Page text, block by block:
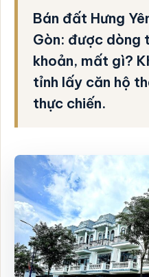
Bán đất Hưng
Gòn: được dòng
khoản, mất gì?
tỉnh lấy căn hộ
thực chiến.